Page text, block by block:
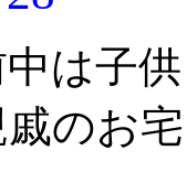
は子供
のお